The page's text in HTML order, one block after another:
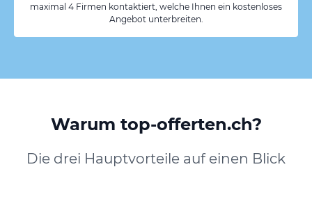
maximal 4 Firmen kontaktiert, welche Ihnen ein kostenloses
Angebot unterbreiten.
Warum top-offerten.ch?
Die drei Hauptvorteile auf einen Blick